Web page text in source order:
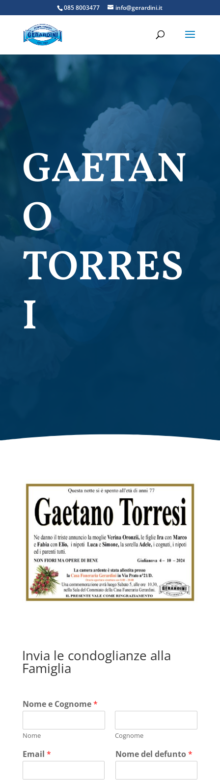
085 8003477 info@gerardini.it
GAETAN
O
TORRES
I
Invia le condoglianze alla
Famiglia
Nome e Cognome*
Nome Cognome
Email * Nome del defunto*